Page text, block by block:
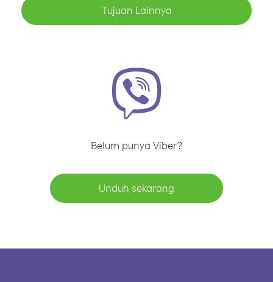
Tujuan Lainnya
Belum punya Viber?
Unduh sekarang